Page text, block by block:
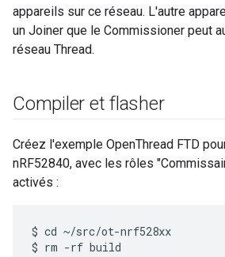
appareils sur ce réseau. L'autre
un Joiner que le Commissioner peut
réseau Thread.
Compiler et flasher
Créez l'exemple OpenThread FTD
nRF52840, avec les rôles
activés :
$ cd ~/src/ot-nrf528xx
$ rm -rf build